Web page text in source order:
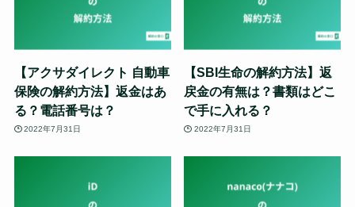
【アクサダイレクト 自動車
保険の解約方法】返金はあ
る？電話番号は？
2022年7月31日
【SBI生命の解約方法】返
戻金の有無は？書類はどこ
で手に入れる？
2022年7月31日